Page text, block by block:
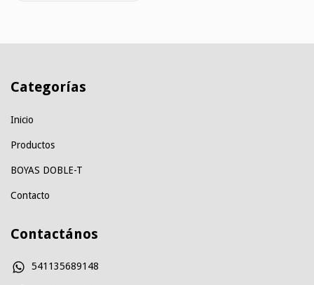
Categorías
Inicio
Productos
BOYAS DOBLE-T
Contacto
Contactános
541135689148